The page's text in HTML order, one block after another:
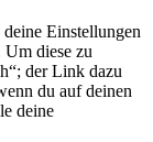
Einstellungen
Um diese zu
der Link dazu
du auf deinen
deine